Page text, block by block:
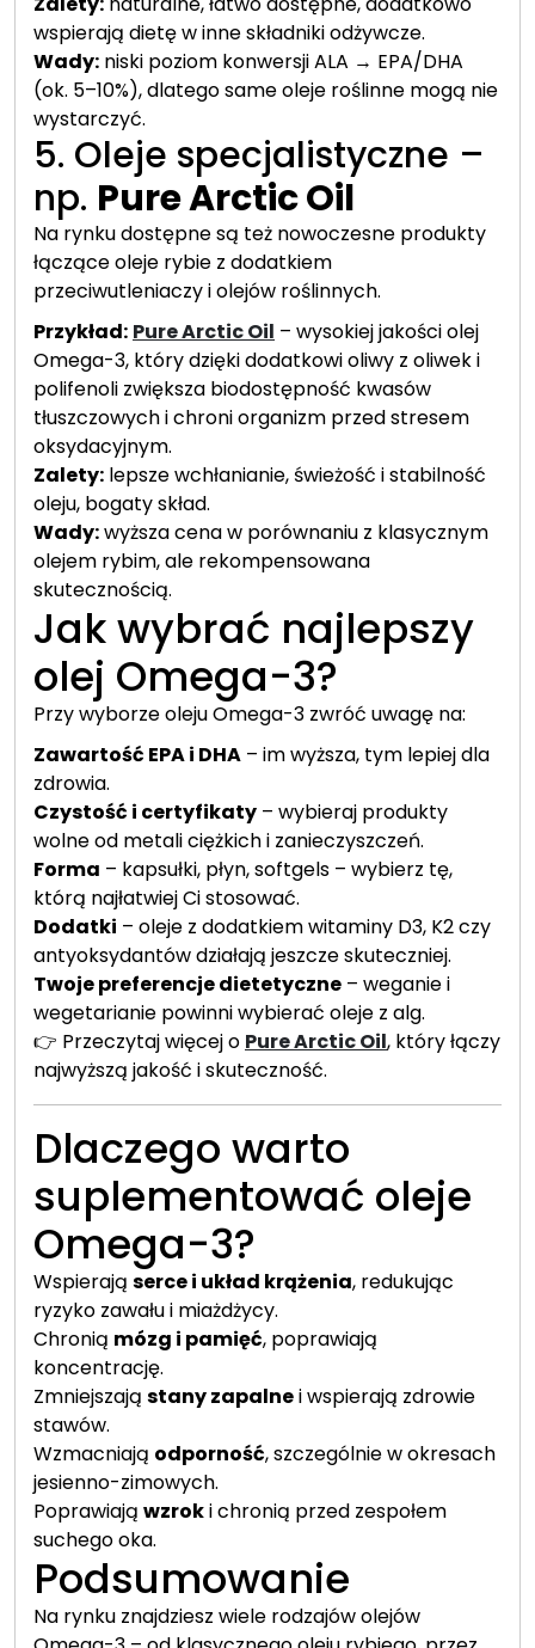
wspierają dietę w inne składniki odżywcze.
Wady: niski poziom konwersji ALA → EPA/DHA
(ok. 5–10%), dlatego same oleje roślinne mogą nie
wystarczyć.
5. Oleje specjalistyczne –
np. Pure Arctic Oil
Na rynku dostępne są też nowoczesne produkty
łączące oleje rybie z dodatkiem
przeciwutleniaczy i olejów roślinnych.
Przykład: Pure Arctic Oil – wysokiej jakości olej
Omega-3, który dzięki dodatkowi oliwy z oliwek i
polifenoli zwiększa biodostępność kwasów
tłuszczowych i chroni organizm przed stresem
oksydacyjnym.
Zalety: lepsze wchłanianie, świeżość i stabilność
oleju, bogaty skład.
Wady:wyższa cena w porównaniu z klasycznym
olejem rybim, ale rekompensowana
skutecznością.
Jak wybrać najlepszy
olej Omega-3?
Przy wyborze oleju Omega-3 zwróć uwagę na:
Zawartość EPA i DHA – im wyższa, tym lepiej dla
zdrowia.
Czystość i certyfikaty – wybieraj produkty
wolne od metali ciężkich i zanieczyszczeń.
Forma – kapsułki, płyn, softgels – wybierz tę,
którą najłatwiej Ci stosować.
Dodatki – oleje z dodatkiem witaminy D3, K2 czy
antyoksydantów działają jeszcze skuteczniej.
Twoje preferencje dietetyczne – weganie i
wegetarianie powinni wybierać oleje z alg.
👉 Przeczytaj więcej o Pure Arctic Oil, który łączy
najwyższą jakość i skuteczność.
Dlaczego warto
suplementować oleje
Omega-3?
Wspierają serce i układ krążenia, redukując
ryzyko zawału i miażdżycy.
Chronią mózg i pamięć, poprawiają
koncentrację.
Zmniejszają stany zapalnei wspierają zdrowie
stawów.
Wzmacniają odporność, szczególnie w okresach
jesienno-zimowych.
Poprawiają wzroki chronią przed zespołem
suchego oka.
Podsumowanie
Na rynku znajdziesz wiele rodzajów olejów